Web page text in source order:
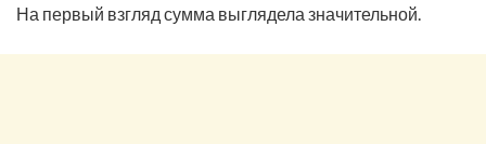
На первый взгляд сумма выглядела значительной.